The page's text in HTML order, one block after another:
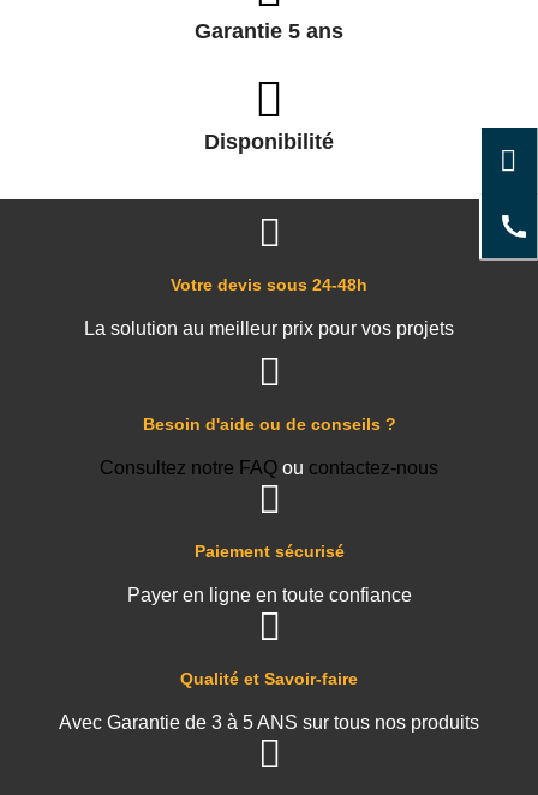
Garantie 5 ans
Disponibilité
Qualité et Savoir-faire
Avec Garantie de 3 à 5 ANS sur tous nos produits
Paiement sécurisé
Payer en ligne en toute confiance
Besoin d'aide ou de conseils ?
Consultez notre FAQ ou contactez-nous
Votre devis sous 24-48h
La solution au meilleur prix pour vos projets